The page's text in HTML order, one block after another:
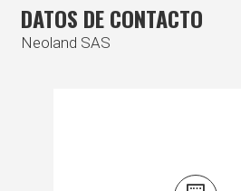
DATOS DE CONTACTO
Neoland SAS